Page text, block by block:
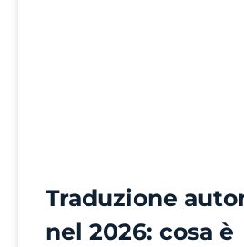
Traduzione
nel 2026: cosa è